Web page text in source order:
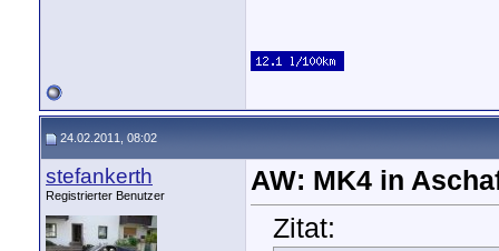
24.02.2011, 08:02
stefankerth
Registrierter Benutzer
AW: MK4 in
Zitat: